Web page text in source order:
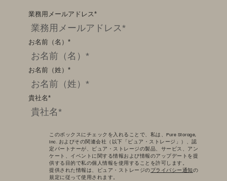
*
業務用メールアドレス
*
お名前（名）
*
お名前（姓）
*
貴社名
このボックスにチェックを入れることで、私は、Pure Storage,
Inc. およびその関連会社（以下「ピュア・ストレージ」）、認
定パートナーが、ピュア・ストレージの製品、サービス、アン
ケート、イベントに関する情報および情報のアップデートを提
供する目的で私の個人情報を使用することを許可します。
提供された情報は、ピュア・ストレージのプライバシー通知の
規定に従って使用されます。